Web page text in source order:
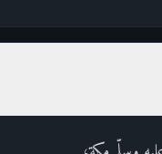
وسلّم مكة،